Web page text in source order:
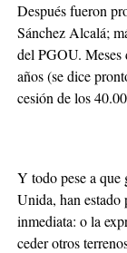
Después fueron
Sánchez Alcalá;
del PGOU. Meses
años (se dice
cesión de los
Y todo pese a que
Unida, han estado
inmediata: o la
ceder otros